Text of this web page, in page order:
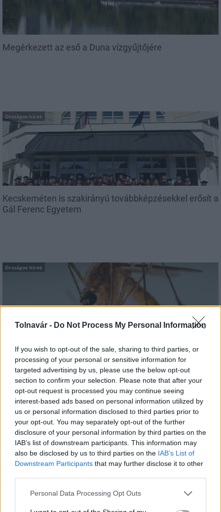
Tolnavár - Do Not Process My Personal Information
If you wish to opt-out of the sale, sharing to third parties, or
processing of your personal or sensitive information for
targeted advertising by us, please use the below opt-out
section to confirm your selection. Please note that after your
opt-out request is processed you may continue seeing
interest-based ads based on personal information utilized by
us or personal information disclosed to third parties prior to
your opt-out. You may separately opt-out of the further
disclosure of your personal information by third parties on the
IAB’s list of downstream participants. This information may
also be disclosed by us to third parties on the IAB’s List of
Downstream Participants that may further disclose it to other
Please note that this website/app uses one or more Google
Personal Data Processing Opt Outs
Megérkezett az eső a Duna vízgyűjtőjére
Országos hírek
Kecskeméten is szakirányú továbbképzésekkel erősít a
Gál Ferenc Egyetem
Országos hírek
A lakosságra is fontos szerep hárul a szúnyoginvázió
elkerülésében
MAGYAR ÉPÍTŐK
Útépítés